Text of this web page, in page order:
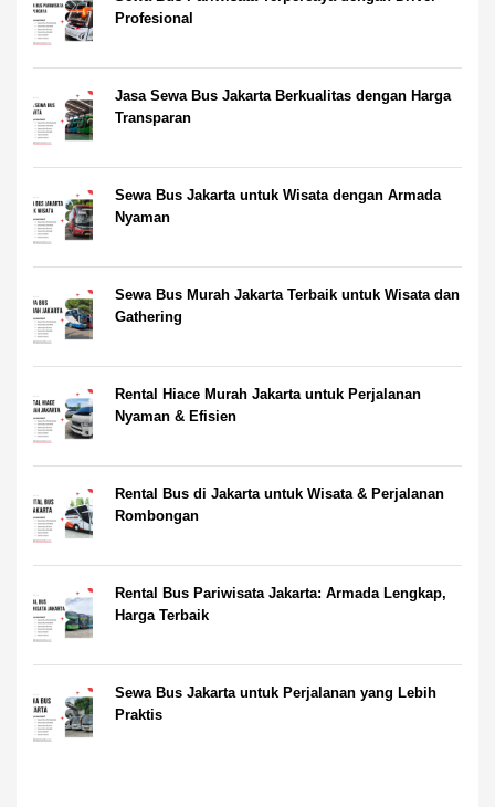
Profesional
Jasa Sewa Bus Jakarta Berkualitas dengan Harga
Transparan
Sewa Bus Jakarta untuk Wisata dengan Armada
Nyaman
Sewa Bus Murah Jakarta Terbaik untuk Wisata dan
Gathering
Rental Hiace Murah Jakarta untuk Perjalanan
Nyaman & Efisien
Rental Bus di Jakarta untuk Wisata & Perjalanan
Rombongan
Rental Bus Pariwisata Jakarta: Armada Lengkap,
Harga Terbaik
Sewa Bus Jakarta untuk Perjalanan yang Lebih
Praktis